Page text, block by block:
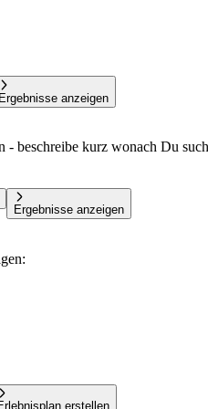
Ergebnisse anzeigen
beschreibe kurz wonach Du
Ergebnisse anzeigen
erstellen